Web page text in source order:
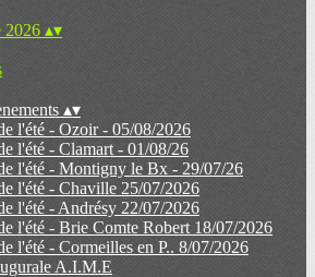
2026 ▴▾
▴▾
l'été - Ozoir - 05/08/2026
l'été - Clamart - 01/08/26
l'été - Montigny le Bx - 29/07/26
l'été - Chaville 25/07/2026
l'été - Andrésy 22/07/2026
l'été - Brie Comte Robert 18/07/2026
l'été - Cormeilles en P.. 8/07/2026
A.I.M.E